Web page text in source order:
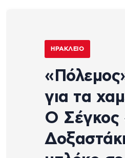
ΗΡΆΚΛΕΙΟ
για τα
Ο Σέγκος